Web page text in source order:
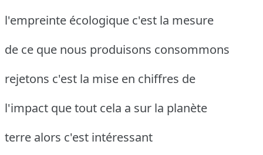
l'empreinte écologique c'est la mesure
de ce que nous produisons consommons
rejetons c'est la mise en chiffres de
l'impact que tout cela a sur la planète
terre alors c'est intéressant